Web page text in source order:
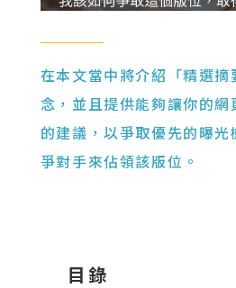
在本文當中將介紹「精選
念，並且提供能夠讓你的網
的建議，以爭取優先的曝
爭對手來佔領該版位。
目錄